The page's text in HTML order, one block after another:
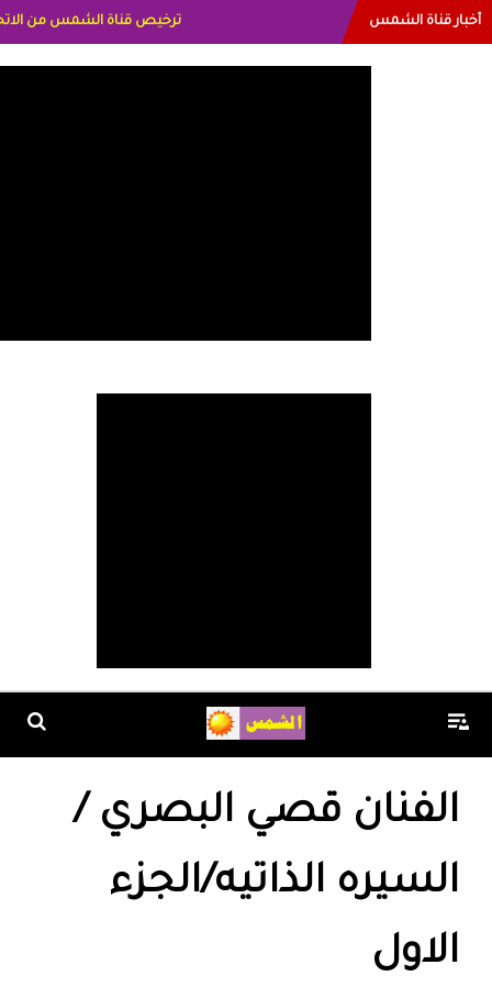
أخبار قناة الشمس
الفنان قصي البصري /
السيره الذاتيه/الجزء
الاول